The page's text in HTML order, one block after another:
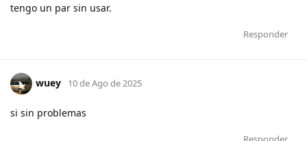
tengo un par sin usar.
Responder
wuey 10 de Ago de 2025
si sin problemas